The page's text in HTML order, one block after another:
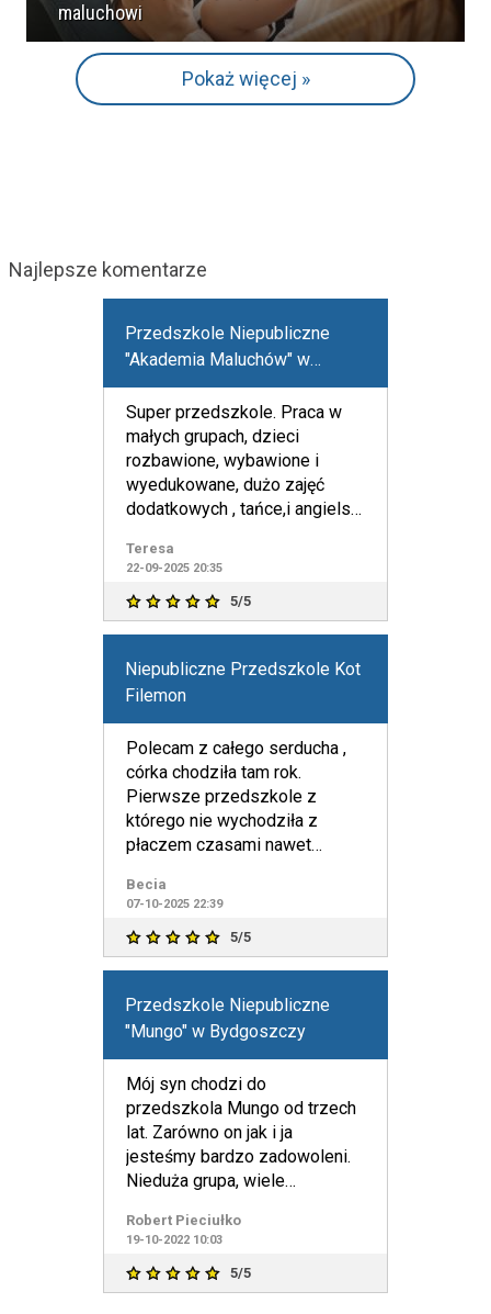
maluchowi
Pokaż więcej »
Najlepsze komentarze
Przedszkole Niepubliczne
"Akademia Maluchów" w
Bydgoszczy
Super przedszkole. Praca w
małych grupach, dzieci
rozbawione, wybawione i
wyedukowane, dużo zajęć
dodatkowych , tańce,i angielski
świeżym
Teresa
22-09-2025 20:35
5/5
Niepubliczne Przedszkole Kot
Filemon
Polecam z całego serducha ,
córka chodziła tam rok.
Pierwsze przedszkole z
którego nie wychodziła z
płaczem czasami nawet
wspomagaj
Becia
07-10-2025 22:39
5/5
Przedszkole Niepubliczne
"Mungo" w Bydgoszczy
Mój syn chodzi do
przedszkola Mungo od trzech
lat. Zarówno on jak i ja
jesteśmy bardzo zadowoleni.
Nieduża grupa, wiele
dodatkowych.
Robert Pieciułko
19-10-2022 10:03
5/5